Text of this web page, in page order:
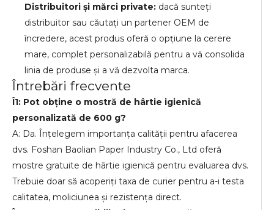
Distribuitori și mărci private: dacă sunteți
distribuitor sau căutați un partener OEM de
încredere, acest produs oferă o opțiune la cerere
mare, complet personalizabilă pentru a vă consolida
linia de produse și a vă dezvolta marca.
Întrebări frecvente
Î1: Pot obține o mostră de hârtie igienică
personalizată de 600 g?
A: Da. Înțelegem importanța calității pentru afacerea
dvs. Foshan Baolian Paper Industry Co., Ltd oferă
mostre gratuite de hârtie igienică pentru evaluarea dvs.
Trebuie doar să acoperiți taxa de curier pentru a-i testa
calitatea, moliciunea și rezistența direct.